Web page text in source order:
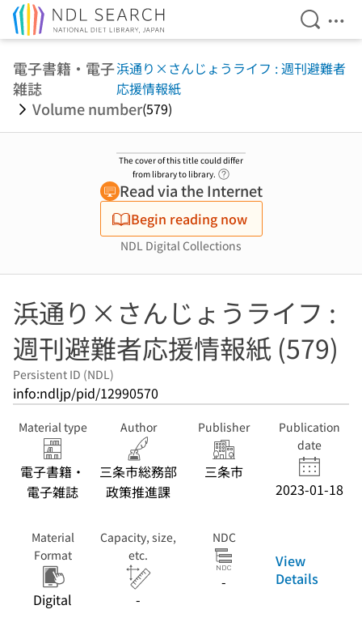
Open
電子書籍・電子
雑誌
浜通り×さんじょうライフ : 週刊避難者
応援情報紙
Volume number(579)
The cover of this title could differ
from library to library.
Read via the Internet
Begin reading now
NDL Digital Collections
浜通り×さんじょうライフ :
週刊避難者応援情報紙 (579)
Persistent ID (NDL)
info:ndljp/pid/12990570
Material type
電子書籍・
電子雑誌
Author
三条市総務部
政策推進課
Publisher
三条市
Publication
date
2023-01-18
Material
Format
Digital
Capacity, size,
etc.
-
NDC
-
View
Details